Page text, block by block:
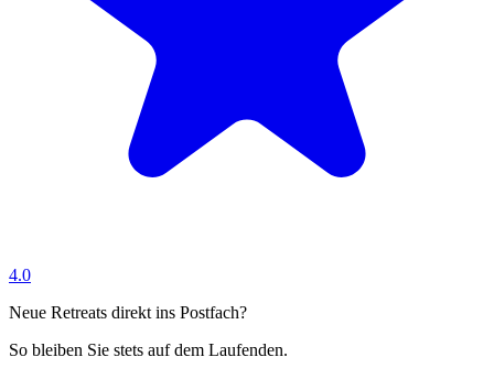
4.0
Neue Retreats direkt ins Postfach?
So bleiben Sie stets auf dem Laufenden.